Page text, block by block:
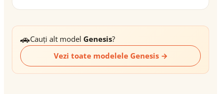
🚗Cauți alt model Genesis?
Vezi toate modelele Genesis →